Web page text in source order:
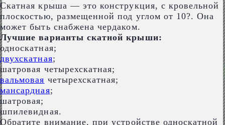
Скатная крыша — это конструкция, с кровельной
плоскостью, размещенной под углом от 10?. Она
может быть снабжена чердаком.
Лучшие варианты скатной крыши:
односкатная;
двухскатная;
шатровая четырехскатная;
вальмовая четырехскатная;
мансардная;
шатровая;
шпилевидная.
Обратите внимание, при устройстве односкатной